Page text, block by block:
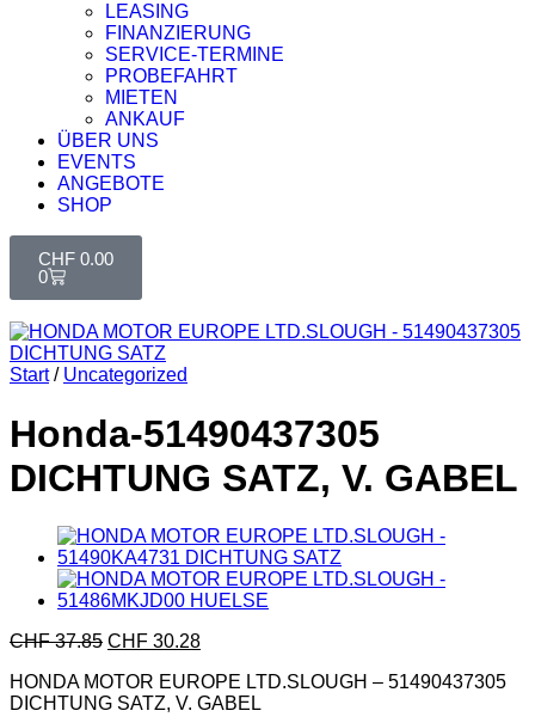
LEASING
FINANZIERUNG
SERVICE-TERMINE
PROBEFAHRT
MIETEN
ANKAUF
ÜBER UNS
EVENTS
ANGEBOTE
SHOP
CHF 0.00
0
Start / Uncategorized
Honda-51490437305
DICHTUNG SATZ, V. GABEL
CHF37.85 CHF 30.28
HONDA MOTOR EUROPE LTD.SLOUGH – 51490437305
DICHTUNG SATZ, V. GABEL